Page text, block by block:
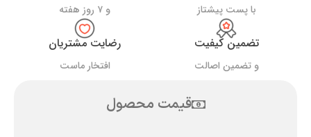
با پست پیشتاز و ۷ روز هفته
تضمین کیفیت
و تضمین اصالت
رضایت مشتریان
افتخار ماست
قیمت محصول